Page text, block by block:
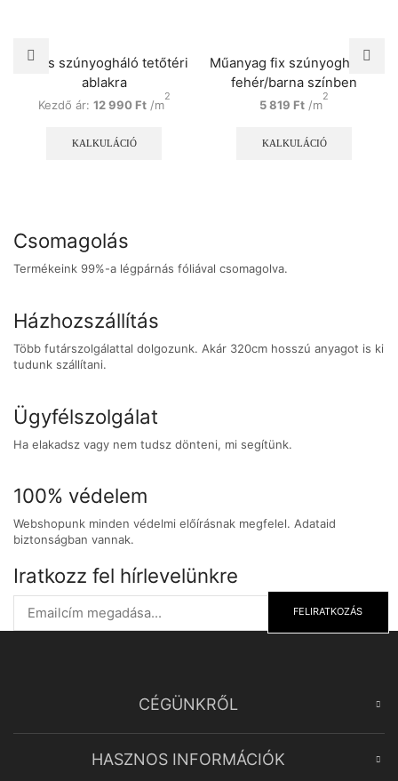
Rolós szúnyogháló tetőtéri
ablakra
Kezdő ár: 12 990 Ft/m
2
KALKULÁCIÓ
termékoldalon
Műanyag fix szúnyogháló –
fehér/barna színben
5 819 Ft /m
2
KALKULÁCIÓ
Csomagolás
Termékeink 99%-a légpárnás fóliával csomagolva.
Házhozszállítás
Több futárszolgálattal dolgozunk. Akár 320cm hosszú anyagot is ki
tudunk szállítani.
Ügyfélszolgálat
Ha elakadsz vagy nem tudsz dönteni, mi segítünk.
100% védelem
Webshopunk minden védelmi előírásnak megfelel. Adataid
biztonságban vannak.
Iratkozz fel hírlevelünkre
FELIRATKOZÁS
CÉGÜNKRŐL
HASZNOS INFORMÁCIÓK